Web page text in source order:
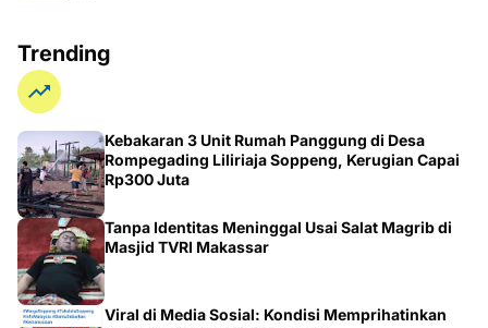
Trending
Kebakaran 3 Unit Rumah Panggung di Desa
Rompegading Liliriaja Soppeng, Kerugian Capai
Rp300 Juta
Tanpa Identitas Meninggal Usai Salat Magrib di
Masjid TVRI Makassar
Viral di Media Sosial: Kondisi Memprihatinkan